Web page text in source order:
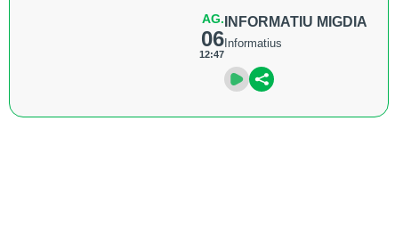
AG.
06
12:47
INFORMATIU MIGDIA
Informatius